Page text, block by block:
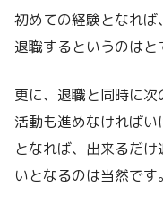
初めての経験となれ
退職するというのはと
更に、退職と同時に
活動も進めなければ
となれば、出来るだ
いとなるのは当然です。